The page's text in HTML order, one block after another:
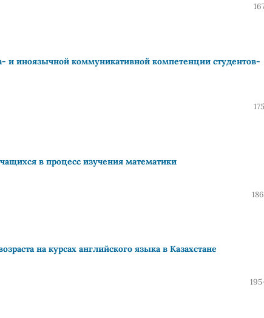
и иноязычной коммуникативной компетенции студентов-
в процесс изучения математики
на курсах английского языка в Казахстане